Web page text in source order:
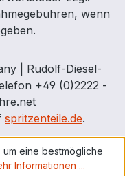
wenn
| Rudolf-Diesel-
+49 (0)2222 -
spritzenteile.de.
eine bestmögliche
Informationen ...